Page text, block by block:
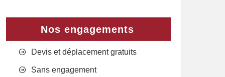
Nos engagements
Devis et déplacement gratuits
Sans engagement